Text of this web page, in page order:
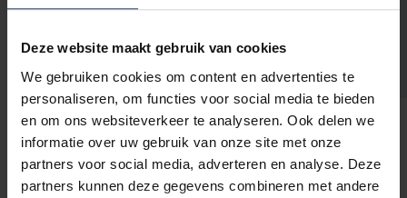
Deze website maakt gebruik van cookies
We gebruiken cookies om content en advertenties te
personaliseren, om functies voor social media te bieden
en om ons websiteverkeer te analyseren. Ook delen we
informatie over uw gebruik van onze site met onze
partners voor social media, adverteren en analyse. Deze
partners kunnen deze gegevens combineren met andere